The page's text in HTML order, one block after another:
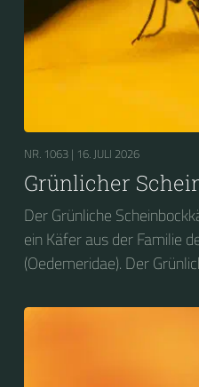
NR. 1063 | 16. JULI 2026
Grünlicher
Der Grünliche
ein Käfer aus der Familie
(Oedemeridae). Der
Scheinbockkäfer